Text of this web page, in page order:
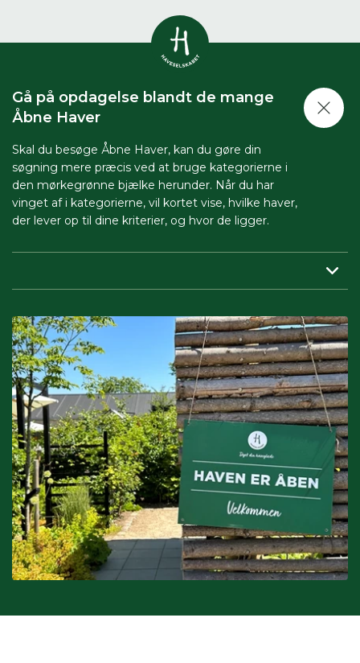
Gå på opdagelse blandt de mange
Åbne Haver
Skal du besøge Åbne Haver, kan du gøre din
søgning mere præcis ved at bruge kategorierne i
den mørkegrønne bjælke herunder. Når du har
vinget af i kategorierne, vil kortet vise, hvilke haver,
der lever op til dine kriterier, og hvor de ligger.
Region:her indsnævrer du, så du får vist haver tæt på dig.
Periode:vil du besøge Åbne Haver i en bestemt periode,
skal du sætte både start- og slutdato på.
Interesser:du kan også søge på interesser, hvis du fx er
glad for drivhus eller biodiversitet.
Kombination af kategorier:du kan også vinge af i flere
kategorier for at gøre din søgning endnu mere specifik.
Skal du fx på weekendtur til Silkeborg og er glad for drivhus,
kan du med fordel både vinge af i periode, region og
interesse.
Havestof
0resultater
Arrangementer
0resultater
Åbne haver
Du skal indtaste minimum 3
tegn for at se resultater
Her kan du søge i hele vores katalog af
artikler, arrangementer, produkter og åbne
haver.